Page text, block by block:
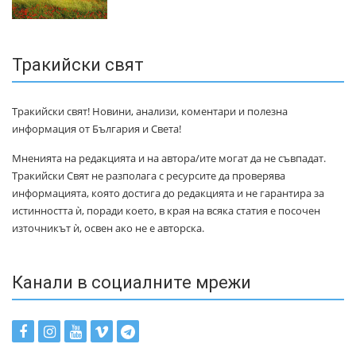
Тракийски свят
Тракийски свят! Новини, анализи, коментари и полезна
информация от България и Света!
Мненията на редакцията и на автора/ите могат да не съвпадат.
Тракийски Свят не разполага с ресурсите да проверява
информацията, която достига до редакцията и не гарантира за
истинността ѝ, поради което, в края на всяка статия е посочен
източникът ѝ, освен ако не е авторска.
Канали в социалните мрежи